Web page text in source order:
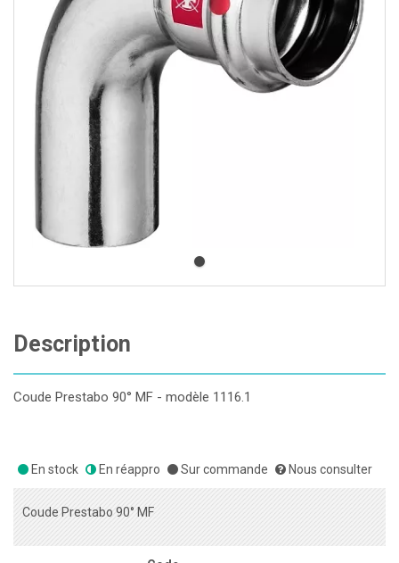
Description
Coude Prestabo 90° MF - modèle 1116.1
En stock En réappro Sur commande Nous consulter
Coude Prestabo 90° MF